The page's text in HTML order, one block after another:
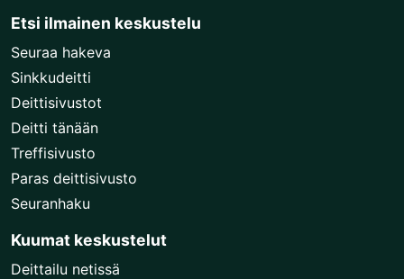
Etsi ilmainen keskustelu
Seuraa hakeva
Sinkkudeitti
Deittisivustot
Deitti tänään
Treffisivusto
Paras deittisivusto
Seuranhaku
Kuumat keskustelut
Deittailu netissä